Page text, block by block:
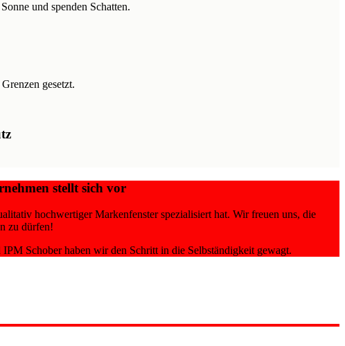
und spenden Schatten.
gesetzt.
stellt sich vor
hochwertiger Markenfenster spezialisiert hat. Wir freuen uns, die
zu dürfen!
Schober haben wir den Schritt in die Selbständigkeit gewagt.